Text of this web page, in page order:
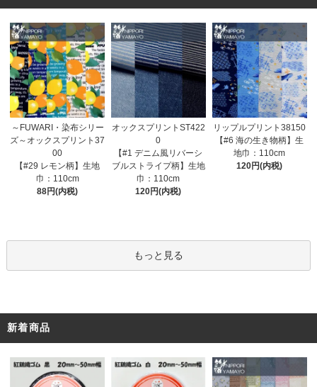
～FUWARI・染布シリー
ズ～オックスプリント37
00
【#29 レモン柄】生地
巾：110cm
88円(内税)
オックスプリントST422
0
【#1 デニム風リバーシ
ブルストライプ柄】生地
巾：110cm
120円(内税)
リップルプリント38150
【#6 海の生き物柄】生
地巾：110cm
120円(内税)
もっと見る
新着商品